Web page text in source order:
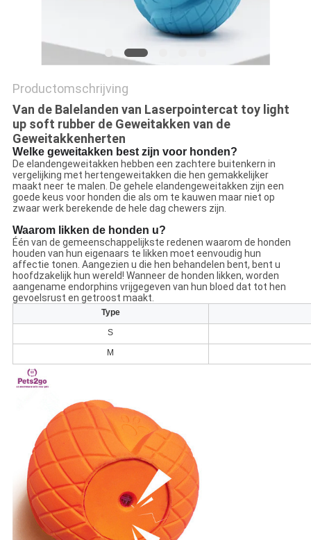
Productomschrijving
Van de Balelanden van Laserpointercat toy light
up soft rubber de Geweitakken van de
Geweitakkenherten
Welke geweitakken best zijn voor honden?
De elandengeweitakken hebben een zachtere buitenkern in
vergelijking met hertengeweitakken die hen gemakkelijker
maakt neer te malen. De gehele elandengeweitakken zijn een
goede keus voor honden die als om te kauwen maar niet op
zwaar werk berekende de hele dag chewers zijn.
Waarom likken de honden u?
Één van de gemeenschappelijkste redenen waarom de honden
houden van hun eigenaars te likken moet eenvoudig hun
affectie tonen. Aangezien u die hen behandelen bent, bent u
hoofdzakelijk hun wereld! Wanneer de honden likken, worden
aangename endorphins vrijgegeven van hun bloed dat tot hen
gevoelsrust en getroost maakt.
Type
S
M